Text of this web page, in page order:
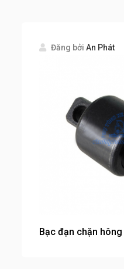
Đăng bởi An Phát
Bạc đạn chặn